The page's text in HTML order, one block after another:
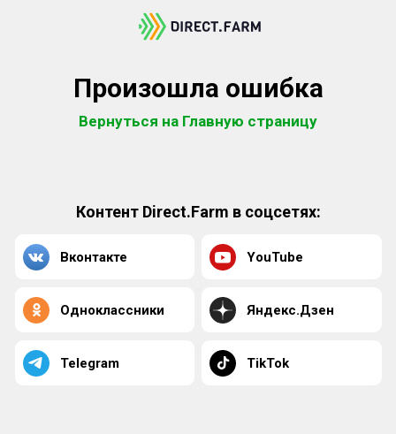
Произошла ошибка
Вернуться на Главную страницу
Контент Direct.Farm в соцсетях:
Вконтакте YouTube
Одноклассники Яндекс.Дзен
Telegram TikTok